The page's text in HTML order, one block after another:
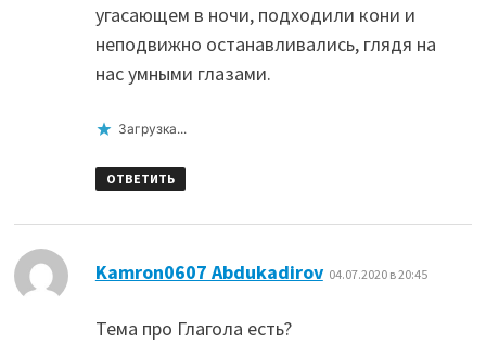
угасающем в ночи, подходили кони и
неподвижно останавливались, глядя на
нас умными глазами.
Загрузка...
ОТВЕТИТЬ
Kamron0607 Abdukadirov: 04.07.2020 в 20:45
Тема про Глагола есть?